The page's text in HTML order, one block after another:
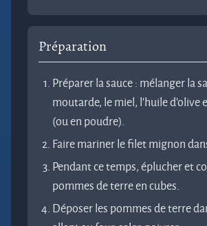
Préparation
Préparer la sauce : mélanger la
moutarde, le miel, l’huile d’olive
(ou en poudre).
Faire mariner le filet mignon
Pendant ce temps, éplucher et
pommes de terre en cubes.
Déposer les pommes de terre